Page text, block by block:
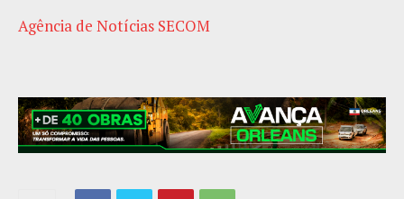
Agência de Notícias SECOM